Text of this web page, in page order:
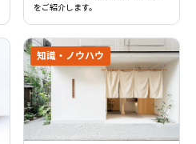
をご紹介します。
知識・ノウハウ